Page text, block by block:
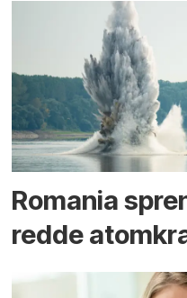
Romania
redde